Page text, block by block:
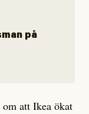
på
om att Ikea ökat